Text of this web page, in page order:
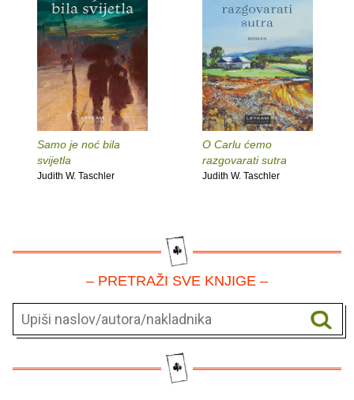
Samo je noć bila
svijetla
Judith W. Taschler
O Carlu ćemo
razgovarati sutra
Judith W. Taschler
– PRETRAŽI SVE KNJIGE –